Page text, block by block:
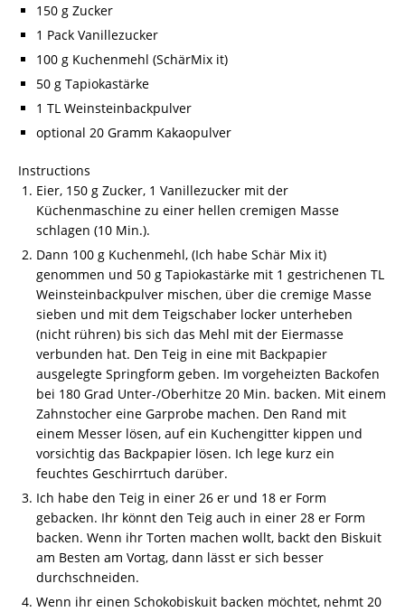
150 g Zucker
1 Pack Vanillezucker
100 g Kuchenmehl (SchärMix it)
50 g Tapiokastärke
1 TL Weinsteinbackpulver
optional 20 Gramm Kakaopulver
Instructions
Eier, 150 g Zucker, 1 Vanillezucker mit der
Küchenmaschine zu einer hellen cremigen Masse
schlagen (10 Min.).
Dann 100 g Kuchenmehl, (Ich habe Schär Mix it)
genommen und 50 g Tapiokastärke mit 1 gestrichenen TL
Weinsteinbackpulver mischen, über die cremige Masse
sieben und mit dem Teigschaber locker unterheben
(nicht rühren) bis sich das Mehl mit der Eiermasse
verbunden hat. Den Teig in eine mit Backpapier
ausgelegte Springform geben. Im vorgeheizten Backofen
bei 180 Grad Unter-/Oberhitze 20 Min. backen. Mit einem
Zahnstocher eine Garprobe machen. Den Rand mit
einem Messer lösen, auf ein Kuchengitter kippen und
vorsichtig das Backpapier lösen. Ich lege kurz ein
feuchtes Geschirrtuch darüber.
Ich habe den Teig in einer 26 er und 18 er Form
gebacken. Ihr könnt den Teig auch in einer 28 er Form
backen. Wenn ihr Torten machen wollt, backt den Biskuit
am Besten am Vortag, dann lässt er sich besser
durchschneiden.
Wenn ihr einen Schokobiskuit backen möchtet, nehmt 20